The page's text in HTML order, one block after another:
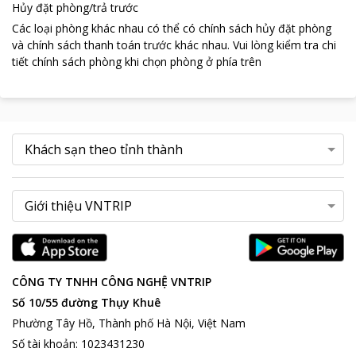
Phươnglà các Khu Du lịch tham quan thắng cảnh như: Tượng
đài Chúa Kitô, di tích Hải đăng, di tích trạm Radar, di tích Bạch
Dinh, Cáp treo Vũng tàu… quí khách cũng chỉ cần vài phút đi
taxi. Ngoài ra, quý khách cũng có thể thuê xe máy, xe đạp đôi
mênh mông biển cả, cùng đưa mắt dõi theo từng đàn chim tung
vĩ, lãng mạn và nên thơ.
Hủy đặt phòng/trả trước
Các loại phòng khác nhau có thể có chính sách hủy đặt phòng
và chính sách thanh toán trước khác nhau. Vui lòng kiểm tra chi
tiết chính sách phòng khi chọn phòng ở phía trên
CÔNG TY TNHH CÔNG NGHỆ VNTRIP
Số 10/55 đường Thụy Khuê
Phường Tây Hồ, Thành phố Hà Nội, Việt Nam
Số tài khoản: 1023431230